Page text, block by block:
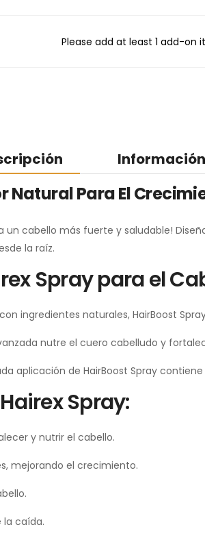
Please add at least 1 add-on
Para El
un cabello más fuerte y saludable!
la raíz.
Spray para el
ingredientes naturales, HairBoost
nutre el cuero cabelludo y
aplicación de HairBoost Spray
Spray:
y nutrir el cabello.
mejorando el crecimiento.
la caída.